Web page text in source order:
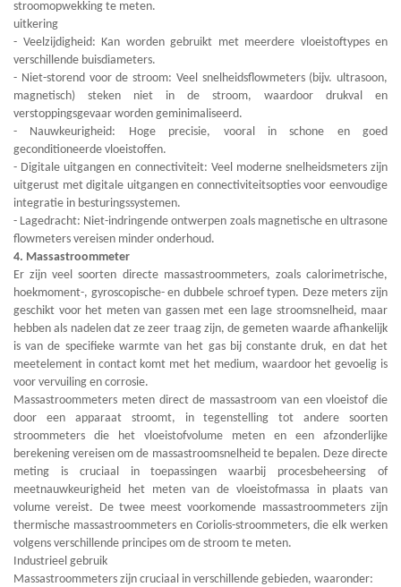
stroomopwekking te meten.
uitkering
- Veelzijdigheid: Kan worden gebruikt met meerdere vloeistoftypes en
verschillende buisdiameters.
- Niet-storend voor de stroom: Veel snelheidsflowmeters (bijv. ultrasoon,
magnetisch) steken niet in de stroom, waardoor drukval en
verstoppingsgevaar worden geminimaliseerd.
- Nauwkeurigheid: Hoge precisie, vooral in schone en goed
geconditioneerde vloeistoffen.
- Digitale uitgangen en connectiviteit: Veel moderne snelheidsmeters zijn
uitgerust met digitale uitgangen en connectiviteitsopties voor eenvoudige
integratie in besturingssystemen.
- Lagedracht: Niet-indringende ontwerpen zoals magnetische en ultrasone
flowmeters vereisen minder onderhoud.
4. Massastroommeter
Er zijn veel soorten directe massastroommeters, zoals calorimetrische,
hoekmoment-, gyroscopische- en dubbele schroef typen. Deze meters zijn
geschikt voor het meten van gassen met een lage stroomsnelheid, maar
hebben als nadelen dat ze zeer traag zijn, de gemeten waarde afhankelijk
is van de specifieke warmte van het gas bij constante druk, en dat het
meetelement in contact komt met het medium, waardoor het gevoelig is
voor vervuiling en corrosie.
Massastroommeters meten direct de massastroom van een vloeistof die
door een apparaat stroomt, in tegenstelling tot andere soorten
stroommeters die het vloeistofvolume meten en een afzonderlijke
berekening vereisen om de massastroomsnelheid te bepalen. Deze directe
meting is cruciaal in toepassingen waarbij procesbeheersing of
meetnauwkeurigheid het meten van de vloeistofmassa in plaats van
volume vereist. De twee meest voorkomende massastroommeters zijn
thermische massastroommeters en Coriolis-stroommeters, die elk werken
volgens verschillende principes om de stroom te meten.
Industrieel gebruik
Massastroommeters zijn cruciaal in verschillende gebieden, waaronder: